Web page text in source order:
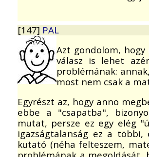
[147] PAL
Azt gondolom,
válasz is lehet
problémának:
most nem csak a
Egyrészt az, hogy anno
ebbe a "csapatba",
mutat, persze ez egy elég
igazságtalanság ez a többi,
kutató (néha felteszem,